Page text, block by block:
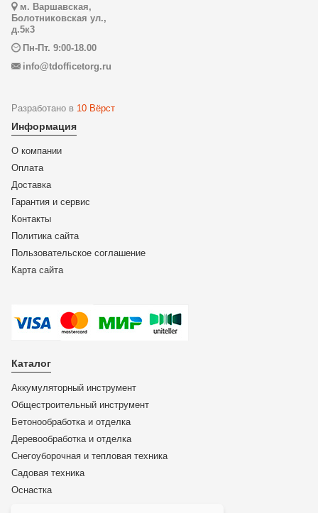
м. Варшавская,
Болотниковская ул.,
д.5к3
Пн-Пт. 9:00-18.00
info@tdofficetorg.ru
Разработано в 10 Вёрст
Информация
О компании
Оплата
Доставка
Гарантия и сервис
Контакты
Политика сайта
Пользовательское соглашение
Карта сайта
Каталог
Аккумуляторный инструмент
Общестроительный инструмент
Бетонообработка и отделка
Деревообработка и отделка
Снегоуборочная и тепловая техника
Садовая техника
Оснастка